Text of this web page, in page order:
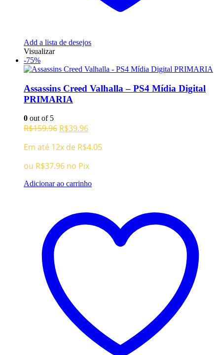
Add a lista de desejos
Visualizar
-75%
Assassins Creed Valhalla – PS4 Mídia Digital
PRIMARIA
0 out of 5
R$159.96 O
original
era:
R$159.96.
R$39.96O
atual
R$39.96.
Em até 12x de R$4.05
ou R$37.96 no Pix
Adicionar ao carrinho